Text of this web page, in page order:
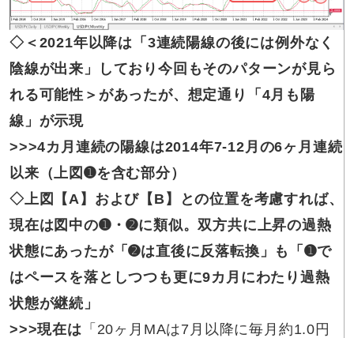
◇＜2021年以降は「3連続陽線の後には例外なく
陰線が出来」しており今回もそのパターンが見ら
れる可能性＞があったが、想定通り「4月も陽
線」が示現
>>>4カ月連続の陽線は2014年7-12月の6ヶ月連続
以来（上図➊を含む部分）
◇上図【A】および【B】との位置を考慮すれば、
現在は図中の➊・➋に類似。双方共に上昇の過熱
状態にあったが「➋は直後に反落転換」も「➊で
はペースを落としつつも更に9カ月にわたり過熱
状態が継続」
>>>現在は 「20ヶ月MAは7月以降に毎月約1.0円